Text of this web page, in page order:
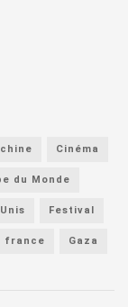
chine Cinéma
du Monde
Festival
france Gaza